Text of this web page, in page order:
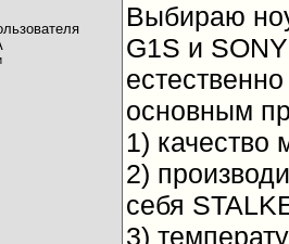
Выбираю
G1S и
основным
1) качество
2)
себя
3)